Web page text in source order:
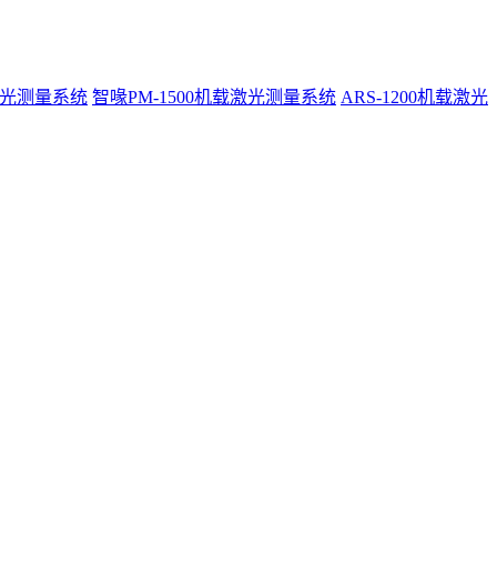
测量系统 智喙PM-1500机载激光测量系统 ARS-1200机载激光